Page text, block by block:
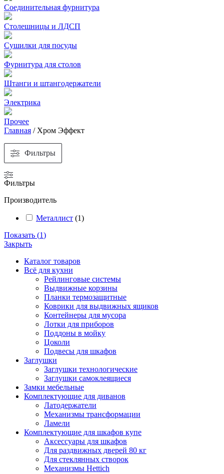
Соединительная фурнитура
Столешницы и ЛДСП
Сушилки для посуды
Фурнитура для столов
Штанги и штангодержатели
Электрика
Прочее
Главная / Хром Эффект
Фильтры
Фильтры
Производитель
Металлист (1)
Показать (1)
Закрыть
Каталог товаров
Всё для кухни
Рейлинговые системы
Выдвижные корзины
Планки термозащитные
Коврики для выдвижных ящиков
Контейнеры для мусора
Лотки для приборов
Поддоны в мойку
Цоколи
Подвесы для шкафов
Заглушки
Заглушки технологические
Заглушки самоклеящиеся
Замки мебельные
Комплектующие для диванов
Латодержатели
Механизмы трансформации
Ламели
Комплектующие для шкафов купе
Аксессуары для шкафов
Для раздвижных дверей 80 кг
Для стеклянных створок
Механизмы Hettich